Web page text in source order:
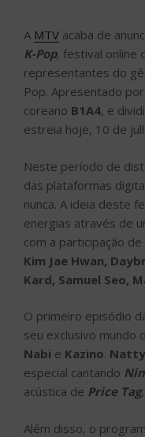
A MTV acaba de
K-Pop, festival online
representantes do
Pop. Apresentado por
coreano B1A4, e
estreia hoje, 10 de
Neste período de
das plataformas
nunca. A ideia deste
energias através de
com a participação de
Kim Jae Hwan,
Kard, Samuel Seo,
O primeiro episódio
seu exclusivo mundo
Nabi e Kazino. Natty
especial cantando
acústica de Price Tag
Além disso, o